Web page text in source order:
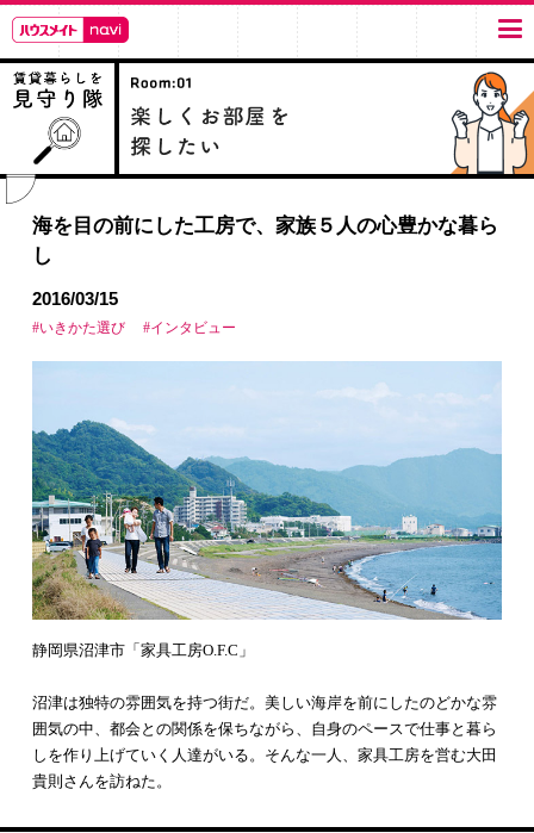
海を目の前にした工房で、家族５人の心豊かな暮ら
し
2016/03/15
#いきかた選び #インタビュー
静岡県沼津市「家具工房O.F.C」
沼津は独特の雰囲気を持つ街だ。美しい海岸を前にしたのどかな雰
囲気の中、都会との関係を保ちながら、自身のペースで仕事と暮ら
しを作り上げていく人達がいる。そんな一人、家具工房を営む大田
貴則さんを訪ねた。